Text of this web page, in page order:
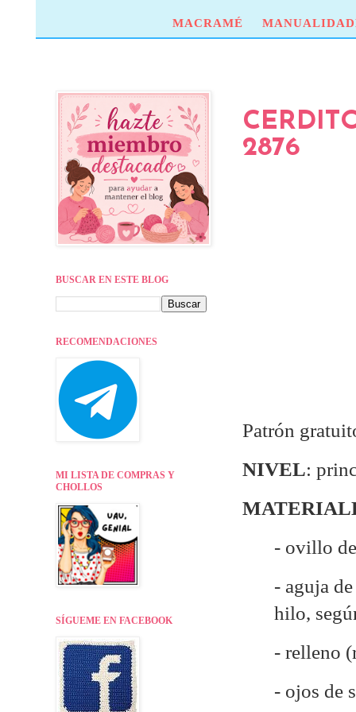
MACRAMÉ
2876
Patrón
NIVEL:
- ovillo
- aguja
hilo,
- relleno
- ojos de
BUSCAR EN ESTE BLOG
RECOMENDACIONES
MI LISTA DE COMPRAS Y
CHOLLOS
SÍGUEME EN FACEBOOK